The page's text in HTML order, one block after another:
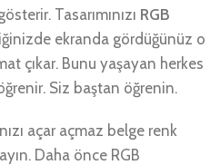
Tasarımınızı RGB
ekranda gördüğünüz o
çıkar. Bunu yaşayan herkes
Siz baştan öğrenin.
açar açmaz belge renk
Daha önce RGB